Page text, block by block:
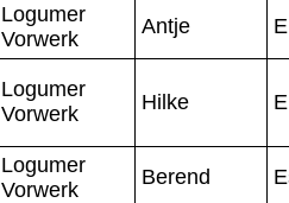
Logumer
Vorwerk
Antje
Logumer
Vorwerk
Hilke
Logumer
Vorwerk
Berend